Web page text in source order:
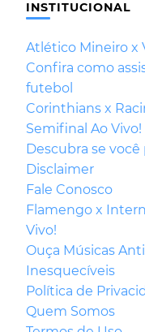
INSTITUCIONAL
Atlético Mineiro x
Confira como
futebol
Corinthians x
Semifinal Ao Vivo!
Descubra se
Disclaimer
Fale Conosco
Flamengo x
Vivo!
Ouça Músicas
Inesquecíveis
Política de
Quem Somos